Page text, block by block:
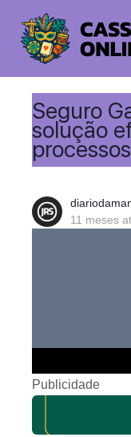
Seguro
solução
11 meses
Publicidade